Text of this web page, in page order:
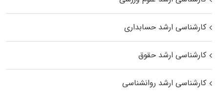
کارشناسی ارشد حسابداری
کارشناسی ارشد حقوق
کارشناسی ارشد روانشناسی